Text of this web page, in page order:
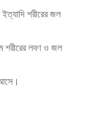
ইত্যাদি শরীরের জল
শরীরের লবণ ও জল